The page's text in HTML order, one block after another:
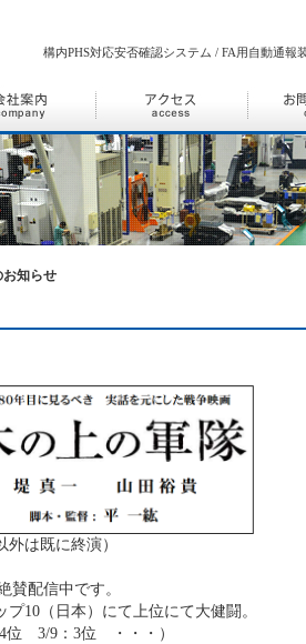
構内PHS対応安否確認システム / FA用自動通報
お知らせ
は既に終演）
賛配信中です。
10（日本）にて上位にて大健闘。
3/9：3位 ・・・）